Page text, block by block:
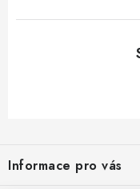
pInformace pro vás